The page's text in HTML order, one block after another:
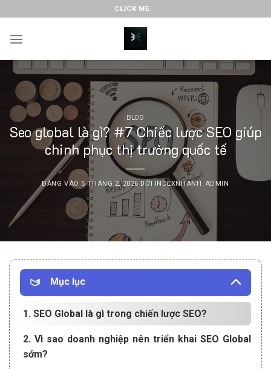
nội
CLICK ME
BLOG
Seo global là gì? #7 Chiếc lược SEO giúp
chinh phục thị trường quốc tế
ĐĂNG VÀO 5 THÁNG 2, 2026 BỞI INDEXNHANH_ADMIN
Mục lục
1. SEO Global là gì trong chiến lược SEO?
2. Vì sao doanh nghiệp nên triển khai SEO Global
sớm?